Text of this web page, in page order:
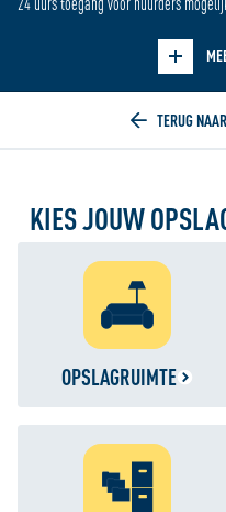
KIES JOUW
OPSLAGRUIMTE